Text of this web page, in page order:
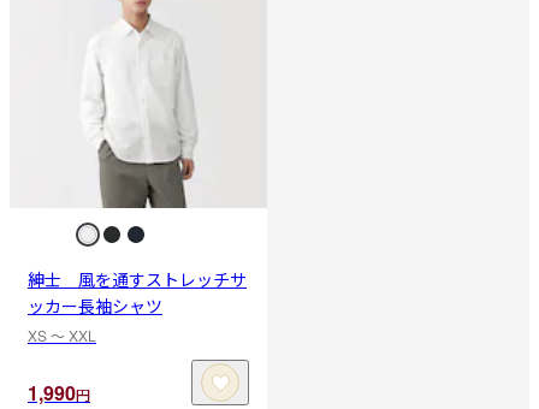
紳士 風を通すストレッチサ
ッカー長袖シャツ
XS 〜 XXL
1,990円